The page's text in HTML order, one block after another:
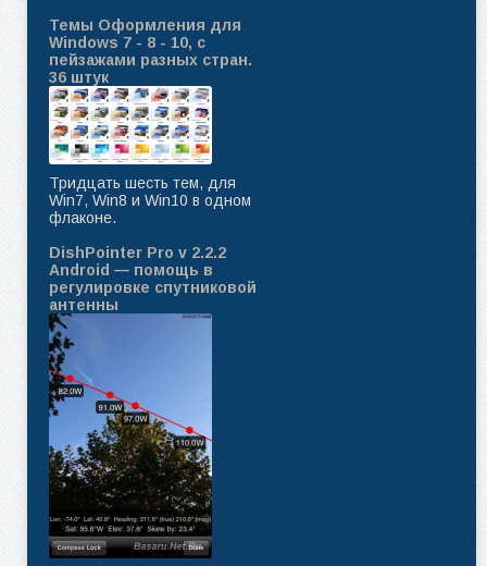
Темы Оформления для
Windows 7 - 8 - 10, с
пейзажами разных стран.
36 штук
Тридцать шесть тем, для
Win7, Win8 и Win10 в одном
флаконе.
DishPointer Pro v 2.2.2
Android — помощь в
регулировке спутниковой
антенны